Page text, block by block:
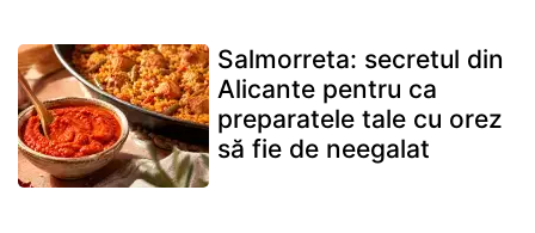
Salmorreta: secretul din
Alicante pentru ca
preparatele tale cu orez
să fie de neegalat